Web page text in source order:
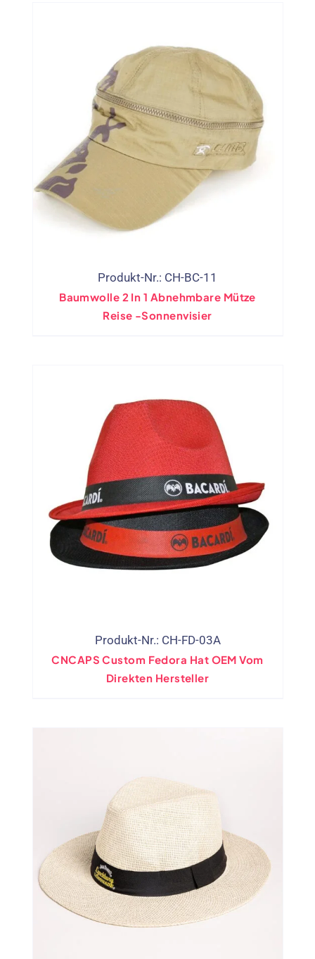
Produkt-Nr.: CH-BC-11
Baumwolle 2 In 1 Abnehmbare Mütze
Reise -Sonnenvisier
Produkt-Nr.: CH-FD-03A
CNCAPS Custom Fedora Hat OEM Vom
Direkten Hersteller